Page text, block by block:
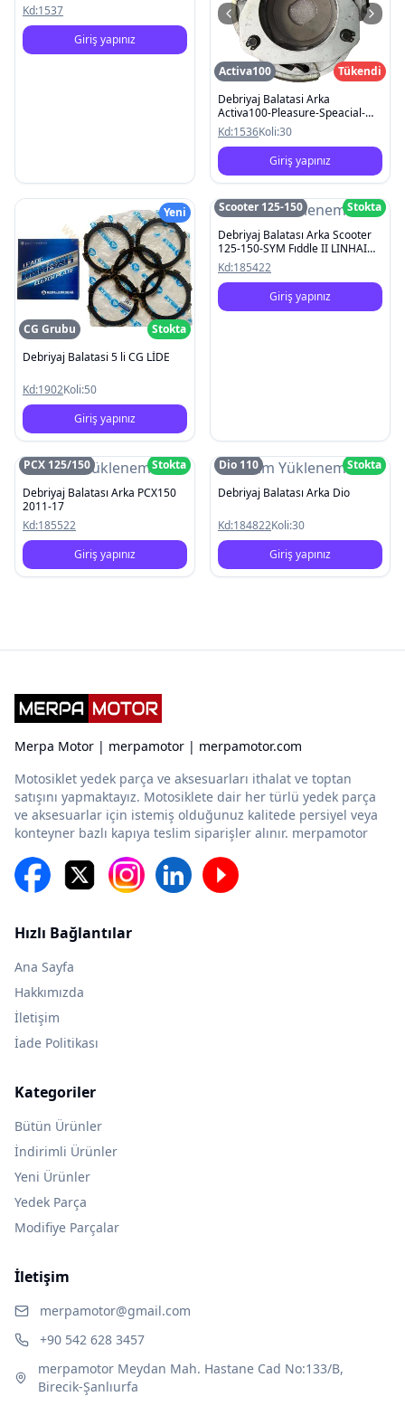
Kd:1537
Giriş yapınız
Activa100
Tükendi
Debriyaj Balatasi Arka
Activa100-Pleasure-Speacial-
Alpha-TVS90
Kd:1536Koli:30
Giriş yapınız
Yeni
CG Grubu
Stokta
Debriyaj Balatasi 5 li CG LİDE
Kd:1902Koli:50
Giriş yapınız
Resim Yüklenemedi
Scooter 125-150
Stokta
Debriyaj Balatası Arka Scooter
125-150-SYM Fıddle II LINHAI
200 ATV
Kd:185422
Giriş yapınız
Resim Yüklenemedi
PCX 125/150
Stokta
Debriyaj Balatası Arka PCX150
2011-17
Kd:185522
Giriş yapınız
Resim Yüklenemedi
Dio 110
Stokta
Debriyaj Balatası Arka Dio
Kd:184822Koli:30
Giriş yapınız
Merpa Motor | merpamotor | merpamotor.com
Motosiklet yedek parça ve aksesuarları ithalat ve toptan
satışını yapmaktayız. Motosiklete dair her türlü yedek parça
ve aksesuarlar için istemiş olduğunuz kalitede persiyel veya
konteyner bazlı kapıya teslim siparişler alınır. merpamotor
Hızlı Bağlantılar
Ana Sayfa
Hakkımızda
İletişim
İade Politikası
Kategoriler
Bütün Ürünler
İndirimli Ürünler
Yeni Ürünler
Yedek Parça
Modifiye Parçalar
İletişim
merpamotor@gmail.com
+90 542 628 3457
merpamotor Meydan Mah. Hastane Cad No:133/B,
Birecik-Şanlıurfa